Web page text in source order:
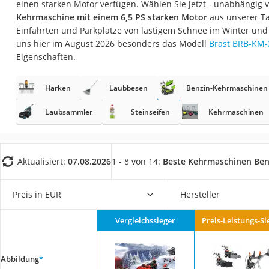
Fliesenschneider
Hochdruckreiniger
Doppelschleifer
Akku-Laubsauger
Löschdecke
Winterharte
Service
einen starken Motor verfügen. Wählen Sie jetzt - unabhängig
Kehrmaschine mit einem 6,5 PS starken Motoraus unserer
Einfahrten und Parkplätze von lästigem Schnee im Winter
uns hier im August 2026 besonders das Modell Brast BRB-KM-
Eigenschaften.
Harken Laubbesen Benzin-Kehrmaschinen
Laubsammler Steinseifen Kehrmaschinen
Aktualisiert: 07.08.20261 - 8 von 14: Beste Kehrmaschinen
Preis in EUR Hersteller
Abbildung*
Vergleichssieger Preis-Leistungs-